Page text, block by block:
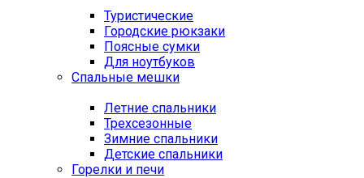
Туристические
Городские рюкзаки
Поясные сумки
Для ноутбуков
Спальные мешки
Летние спальники
Трехсезонные
Зимние спальники
Детские спальники
Горелки и печи